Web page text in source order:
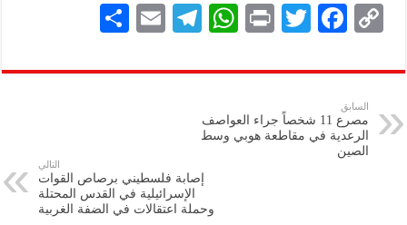
C
p
y
Li
n
F
eb
k
T
tt
P
nt
W
at
A
p
Te
gr
E
ai
ar
السابق
مصرع 11 شخصاً جراء العواصف
الرعدية في مقاطعة هوبي وسط
الصين
التالي
إصابة فلسطيني برصاص القوات
الإسرائيلية في القدس المحتلة
وحملة ‏اعتقالات في الضفة الغربية